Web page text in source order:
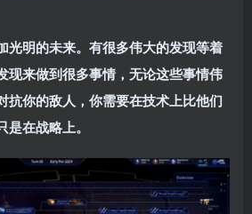
光明的未来。有很多伟大的发现等着
现来做到很多事情，无论这些事情伟
抗你的敌人，你需要在技术上比他们
在战略上。